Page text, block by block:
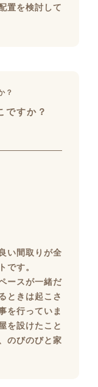
置を検討して
ですか？
い間取りが全
です。
ースが一緒だ
ときは起こさ
を行っていま
を設けたこと
のびのびと家